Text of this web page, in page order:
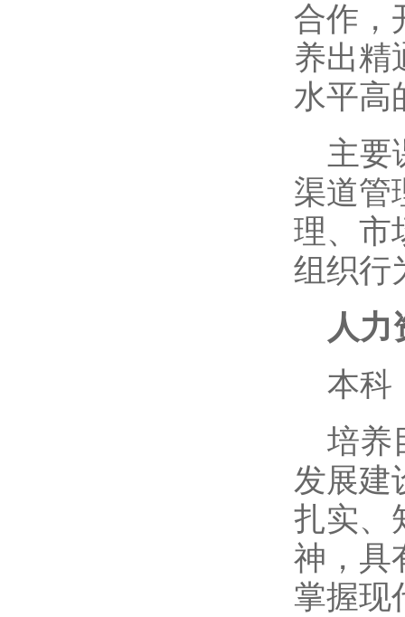
合作，
养出精
水平高
主要
渠道管
理、市
组织行
人力
本科
培养
发展建
扎实、
神，具
掌握现